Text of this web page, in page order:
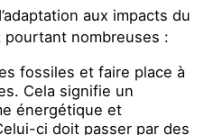
aux impacts du
nombreuses :
fossiles et faire place à
Cela signifie un
énergétique et
ci doit passer par des